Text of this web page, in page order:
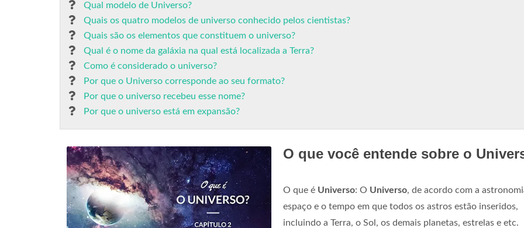
Qual modelo de Universo?
Quais os quatro modelos de universo conhecido pelos cientistas?
Quais são os elementos que constituem o universo?
Qual é o nome da galáxia na qual está localizada a Terra?
Como é considerado o universo?
Por que o Universo corresponde ao seu formato?
Por que o universo recebeu esse nome?
Por que o universo está em expansão?
O que você entende sobre o
O que é Universo: O Universo, de acordo com a
espaço e o tempo em que todos os astros estão inseridos,
incluindo a Terra, o Sol, os demais planetas, estrelas e etc.